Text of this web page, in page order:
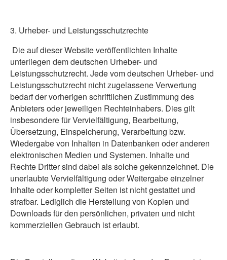
3. Urheber- und Leistungsschutzrechte
Die auf dieser Website veröffentlichten Inhalte
unterliegen dem deutschen Urheber- und
Leistungsschutzrecht. Jede vom deutschen Urheber- und
Leistungsschutzrecht nicht zugelassene Verwertung
bedarf der vorherigen schriftlichen Zustimmung des
Anbieters oder jeweiligen Rechteinhabers. Dies gilt
insbesondere für Vervielfältigung, Bearbeitung,
Übersetzung, Einspeicherung, Verarbeitung bzw.
Wiedergabe von Inhalten in Datenbanken oder anderen
elektronischen Medien und Systemen. Inhalte und
Rechte Dritter sind dabei als solche gekennzeichnet. Die
unerlaubte Vervielfältigung oder Weitergabe einzelner
Inhalte oder kompletter Seiten ist nicht gestattet und
strafbar. Lediglich die Herstellung von Kopien und
Downloads für den persönlichen, privaten und nicht
kommerziellen Gebrauch ist erlaubt.